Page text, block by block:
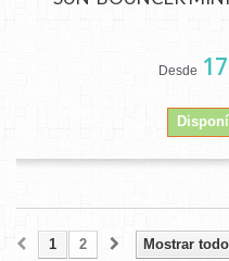
Desde
Mostrar
1 2